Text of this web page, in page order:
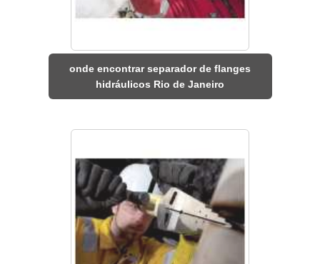
onde encontrar separador de flanges
hidráulicos Rio de Janeiro